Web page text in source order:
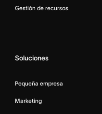
Gestión de recursos
Soluciones
Pequeña empresa
Marketing